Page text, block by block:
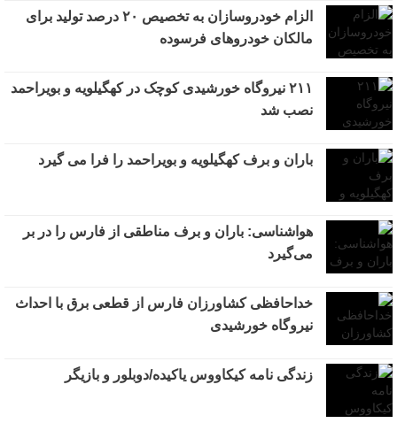
الزام خودروسازان به تخصیص ۲۰ درصد تولید برای
مالکان خودروهای فرسوده
۲۱۱ نیروگاه خورشیدی کوچک در کهگیلویه و بویراحمد
نصب شد
باران و برف کهگیلویه و بویراحمد را فرا می گیرد
هواشناسی: باران و برف مناطقی از فارس را در بر
می‌گیرد
خداحافظی کشاورزان فارس از قطعی برق با احداث
نیروگاه خورشیدی
زندگی نامه کیکاووس یاکیده/دوبلور و بازیگر